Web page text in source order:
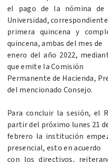
el pago de la nómina de
Universidad,
primera quincena y
quincena, ambas del mes de
enero del año 2022,
que emite la Comisión
Permanente de Hacienda,
del mencionado Consejo.
Para concluir la sesión, el
partir del próximo lunes 21
febrero la institución
presencial, esto en acuerdo
con los directivos,